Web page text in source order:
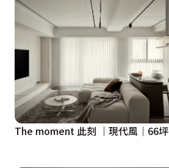
The moment 此刻 ｜現代風｜66坪